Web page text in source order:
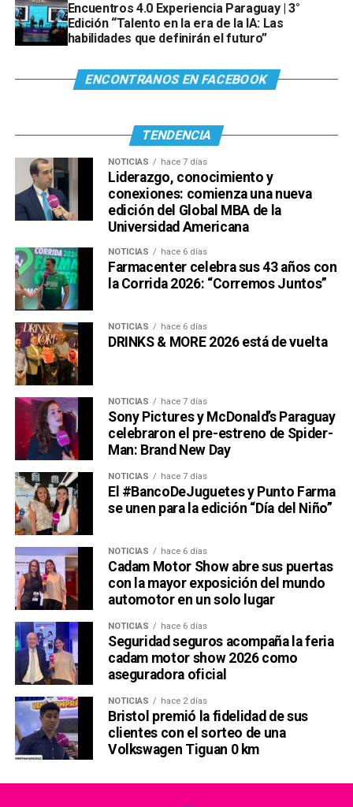
Encuentros 4.0 Experiencia Paraguay | 3°
Edición “Talento en la era de la IA: Las
habilidades que definirán el futuro”
ENCONTRANOS EN FACEBOOK
TENDENCIA
NOTICIAS hace 7 días
Liderazgo, conocimiento y
conexiones: comienza una nueva
edición del Global MBA de la
Universidad Americana
NOTICIAS hace 6 días
Farmacenter celebra sus 43 años con
la Corrida 2026: “Corremos Juntos”
NOTICIAS hace 6 días
DRINKS & MORE 2026 está de vuelta
NOTICIAS hace 7 días
Sony Pictures y McDonald’s Paraguay
celebraron el pre-estreno de Spider-
Man: Brand New Day
NOTICIAS hace 7 días
El #BancoDeJuguetes y Punto Farma
se unen para la edición “Día del Niño”
NOTICIAS hace 6 días
Cadam Motor Show abre sus puertas
con la mayor exposición del mundo
automotor en un solo lugar
NOTICIAS hace 6 días
Seguridad seguros acompaña la feria
cadam motor show 2026 como
aseguradora oficial
NOTICIAS hace 2 días
Bristol premió la fidelidad de sus
clientes con el sorteo de una
Volkswagen Tiguan 0 km